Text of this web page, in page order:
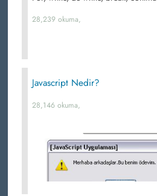
28,239 okuma,
Javascript Nedir?
28,146 okuma,